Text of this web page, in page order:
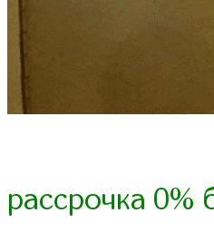
рассрочка 0%